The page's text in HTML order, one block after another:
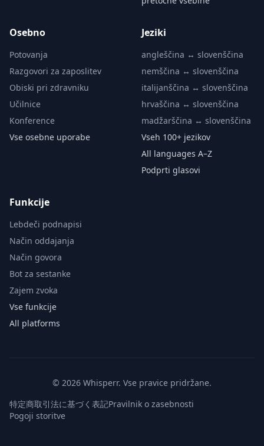
Osebno
Potovanja
Razgovori za zaposlitev
Obiski pri zdravniku
Učilnice
Konference
Vse osebne uporabe
Jeziki
angleščina ↔ slovenščina
nemščina ↔ slovenščina
italijanščina ↔ slovenščina
hrvaščina ↔ slovenščina
madžarščina ↔ slovenščina
Vseh 100+ jezikov
All languages A–Z
Podprti glasovi
Funkcije
Lebdeči podnapisi
Način oddajanja
Način govora
Bot za sestanke
Zajem zvoka
Vse funkcije
All platforms
© 2026 Whisperr. Vse pravice pridržane.
特定商取引法に基づく表記Pravilnik o zasebnosti
Pogoji storitve